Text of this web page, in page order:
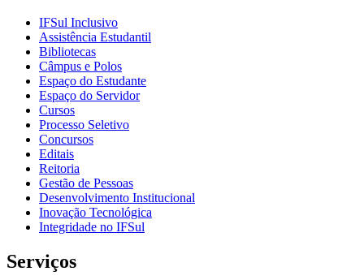
IFSul Inclusivo
Assistência Estudantil
Bibliotecas
Câmpus e Polos
Espaço do Estudante
Espaço do Servidor
Cursos
Processo Seletivo
Concursos
Editais
Reitoria
Gestão de Pessoas
Desenvolvimento Institucional
Inovação Tecnológica
Integridade no IFSul
Serviços